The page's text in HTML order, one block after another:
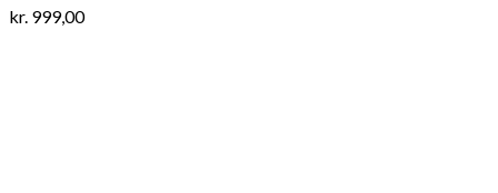
kr. 999,00